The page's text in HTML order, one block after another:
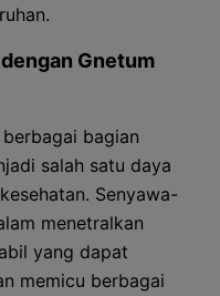
Gnetum
bagian
salah satu daya
Senyawa-
menetralkan
yang dapat
memicu berbagai